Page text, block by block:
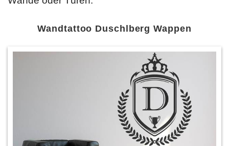
Wandtattoo Duschlberg Wappen